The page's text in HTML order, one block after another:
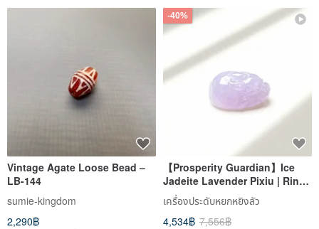
Vintage Agate Loose Bead –
LB-144
sumie-kingdom
2,290฿
-40%
【Prosperity Guardian】Ice
Jadeite Lavender Pixiu | Ring
Face | Natural Burmese
Jadeite | Gift Idea
เครื่องประดับหยกหยิงลัว
4,534฿ 7,556฿